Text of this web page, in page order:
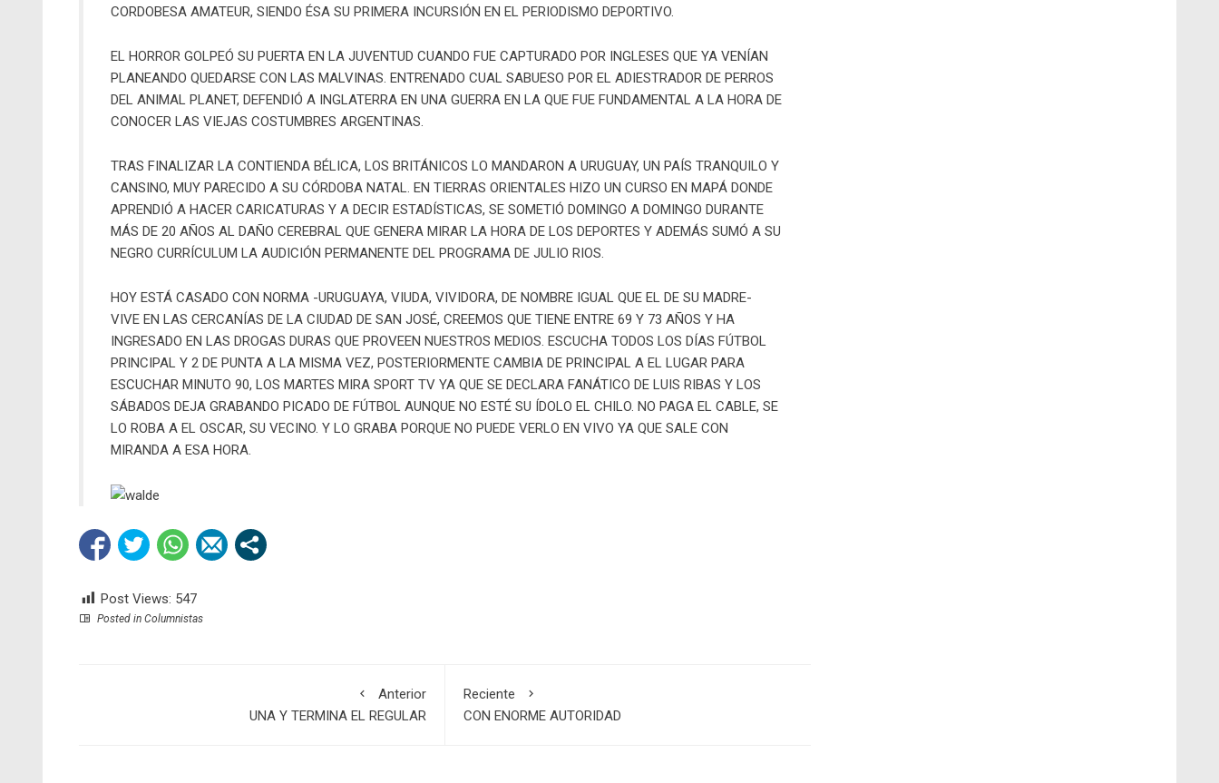
CORDOBESA AMATEUR, SIENDO ÉSA SU PRIMERA INCURSIÓN EN EL PERIODISMO DEPORTIVO.
EL HORROR GOLPEÓ SU PUERTA EN LA JUVENTUD CUANDO FUE CAPTURADO POR INGLESES QUE YA VENÍAN
PLANEANDO QUEDARSE CON LAS MALVINAS. ENTRENADO CUAL SABUESO POR EL ADIESTRADOR DE PERROS
DEL ANIMAL PLANET, DEFENDIÓ A INGLATERRA EN UNA GUERRA EN LA QUE FUE FUNDAMENTAL A LA HORA DE
CONOCER LAS VIEJAS COSTUMBRES ARGENTINAS.
TRAS FINALIZAR LA CONTIENDA BÉLICA, LOS BRITÁNICOS LO MANDARON A URUGUAY, UN PAÍS TRANQUILO Y
CANSINO, MUY PARECIDO A SU CÓRDOBA NATAL. EN TIERRAS ORIENTALES HIZO UN CURSO EN MAPÁ DONDE
APRENDIÓ A HACER CARICATURAS Y A DECIR ESTADÍSTICAS, SE SOMETIÓ DOMINGO A DOMINGO DURANTE
MÁS DE 20 AÑOS AL DAÑO CEREBRAL QUE GENERA MIRAR LA HORA DE LOS DEPORTES Y ADEMÁS SUMÓ A SU
NEGRO CURRÍCULUM LA AUDICIÓN PERMANENTE DEL PROGRAMA DE JULIO RIOS.
HOY ESTÁ CASADO CON NORMA -URUGUAYA, VIUDA, VIVIDORA, DE NOMBRE IGUAL QUE EL DE SU MADRE-
VIVE EN LAS CERCANÍAS DE LA CIUDAD DE SAN JOSÉ, CREEMOS QUE TIENE ENTRE 69 Y 73 AÑOS Y HA
INGRESADO EN LAS DROGAS DURAS QUE PROVEEN NUESTROS MEDIOS. ESCUCHA TODOS LOS DÍAS FÚTBOL
PRINCIPAL Y 2 DE PUNTA A LA MISMA VEZ, POSTERIORMENTE CAMBIA DE PRINCIPAL A EL LUGAR PARA
ESCUCHAR MINUTO 90, LOS MARTES MIRA SPORT TV YA QUE SE DECLARA FANÁTICO DE LUIS RIBAS Y LOS
SÁBADOS DEJA GRABANDO PICADO DE FÚTBOL AUNQUE NO ESTÉ SU ÍDOLO EL CHILO. NO PAGA EL CABLE, SE
LO ROBA A EL OSCAR, SU VECINO. Y LO GRABA PORQUE NO PUEDE VERLO EN VIVO YA QUE SALE CON
MIRANDA A ESA HORA.
Post Views: 547
Posted in Columnistas
Anterior
UNA Y TERMINA EL REGULAR
Reciente
CON ENORME AUTORIDAD